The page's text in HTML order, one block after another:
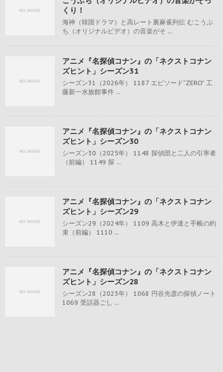
くり！
海神（韓国ドラマ）と高レート裏麻雀列伝 むこうぶ
ち（オリジナルビデオ）の音楽がそ ...
アニメ『名探偵コナン』の「ネクストコナン
ズヒント」シーズン31
シーズン31（2026年） 1187 エピソード“ZERO” 工
藤新一水族館事件 ...
アニメ『名探偵コナン』の「ネクストコナン
ズヒント」シーズン30
シーズン30（2025年） 1148 探偵団と二人の引率者
（前編） 1149 探 ...
アニメ『名探偵コナン』の「ネクストコナン
ズヒント」シーズン29
シーズン29（2024年） 1109 高木と伊達と手帳の約
束（前編） 1110 ...
アニメ『名探偵コナン』の「ネクストコナン
ズヒント」シーズン28
シーズン28（2023年） 1068 円谷光彦の探偵ノート
1069 受話器ごし ...